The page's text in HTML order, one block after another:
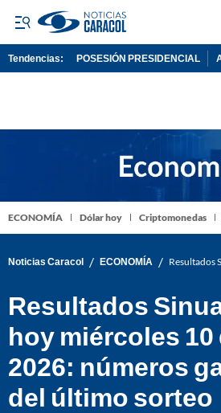
Tendencias: POSESIÓN PRESIDENCIAL
ECONOMÍA Dólar hoy Criptomonedas
Noticias Caracol / ECONOMÍA / Resultados
Resultados
hoy miércoles
2026: números
del último sorteo